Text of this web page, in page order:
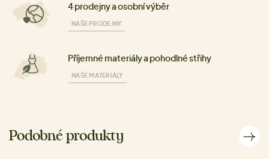
4 prodejny a osobní výběr
NAŠE PRODEJNY
Příjemné materiály a pohodlné střihy
NAŠE MATERIÁLY
Podobné produkty